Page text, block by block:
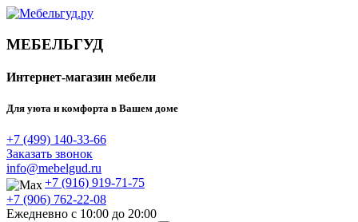
МЕБЕЛЬГУД
Интернет-магазин мебели
Для уюта и комфорта в Вашем доме
+7 (499) 140-33-66
Заказать звонок
info@mebelgud.ru
+7 (916) 919-71-75
+7 (906) 762-22-08
Ежедневно с 10:00 до 20:00